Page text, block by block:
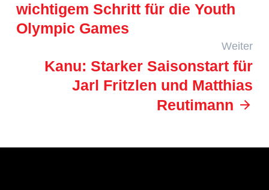
wichtigem Schritt für die Youth
Olympic Games
Weiter
Kanu: Starker Saisonstart für
Jarl Fritzlen und Matthias
Reutimann